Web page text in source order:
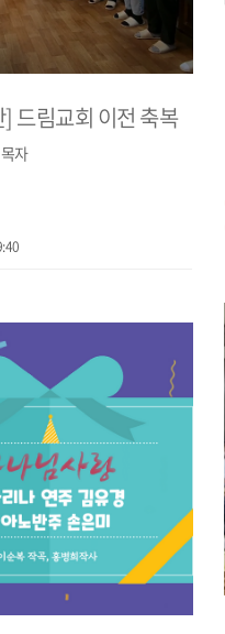
드림교회 이전 축복
자